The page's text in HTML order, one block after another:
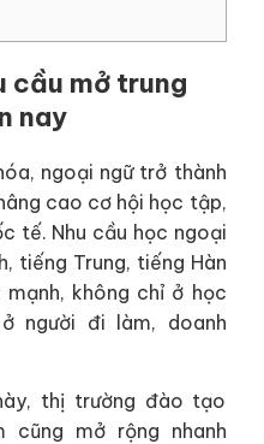
cầu mở trung
nay
ngoại ngữ trở thành
cao cơ hội học tập,
tế. Nhu cầu học ngoại
tiếng Trung, tiếng Hàn
không chỉ ở học
người đi làm, doanh
thị trường đào tạo
cũng mở rộng nhanh